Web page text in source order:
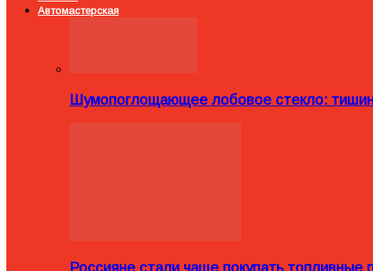
Автомастерская
Шумопоглощающее лобовое стекло:
Россияне стали чаще покупать